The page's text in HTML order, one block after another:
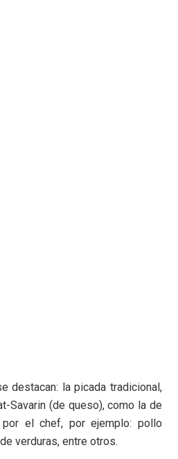
destacan: la picada tradicional,
Savarin (de queso), como la de
el chef, por ejemplo: pollo
verduras, entre otros.